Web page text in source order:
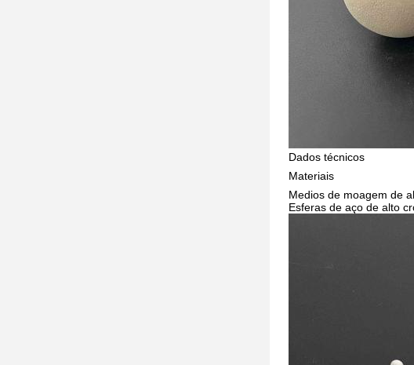
Dados técnicos
Materiais
Medios de moagem de
Esferas de aço de alto